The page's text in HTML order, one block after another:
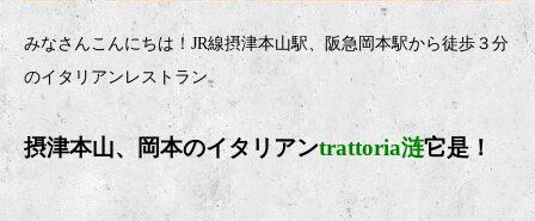
みなさんこんにちは！JR線摂津本山駅、阪急岡本駅から徒歩３分
のイタリアンレストラン
摂津本山、岡本のイタリアンtrattoria涟它是！